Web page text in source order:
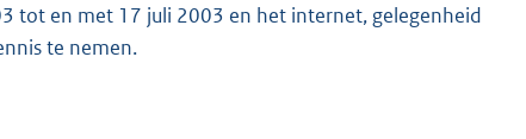
tot en met 17 juli 2003 en het internet, gelegenheid
te nemen.